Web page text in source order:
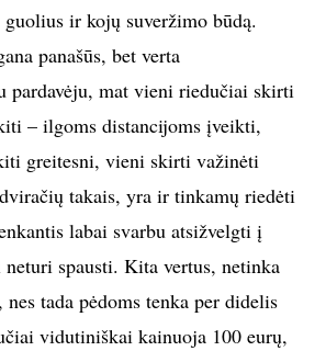
ir kojų suveržimo būdą.
panašūs, bet verta
pardavėju, mat vieni riedučiai skirti
– ilgoms distancijoms įveikti,
greitesni, vieni skirti važinėti
takais, yra ir tinkamų riedėti
labai svarbu atsižvelgti į
neturi spausti. Kita vertus, netinka
tada pėdoms tenka per didelis
vidutiniškai kainuoja 100 eurų,